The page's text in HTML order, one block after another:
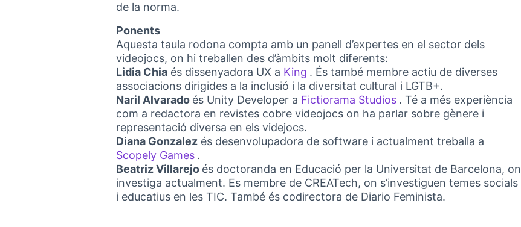
de la norma.
Ponents
Aquesta taula rodona compta amb un panell d’expertes en el sector dels
videojocs, on hi treballen des d’àmbits molt diferents:
Lidia Chia és dissenyadora UX a King
(External link)
. És també membre actiu de diverses
associacions dirigides a la inclusió i la diversitat cultural i LGTB+.
Naril Alvarado és Unity Developer a Fictiorama Studios
(External link)
. Té a més experiència
com a redactora en revistes cobre videojocs on ha parlar sobre gènere i
representació diversa en els videjocs.
Diana Gonzalez és desenvolupadora de software i actualment treballa a
Scopely Games
(External link)
.
Beatriz Villarejo és doctoranda en Educació per la Universitat de Barcelona, on
investiga actualment. Es membre de CREATech, on s’investiguen temes socials
i educatius en les TIC. També és codirectora de Diario Feminista.